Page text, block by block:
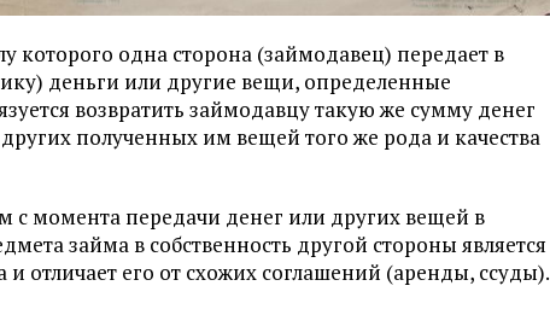
которого одна сторона (займодавец) передает в
деньги или другие вещи, определенные
возвратить займодавцу такую же сумму денег
полученных им вещей того же рода и качества
с момента передачи денег или других вещей в
займа в собственность другой стороны является
отличает его от схожих соглашений (аренды, ссуды).